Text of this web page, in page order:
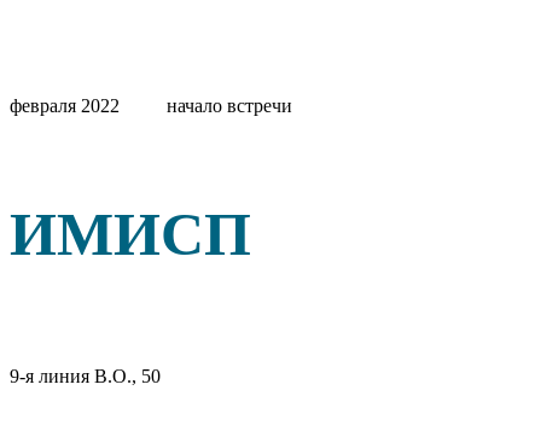
февраля 2022 начало встречи
ИМИСП
9-я линия В.О., 50